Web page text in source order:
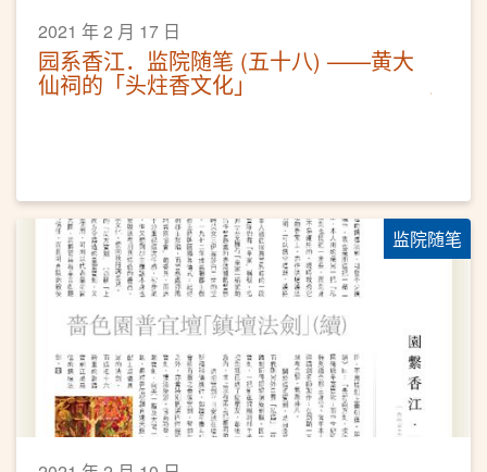
2021 年 2 月 17 日
园系香江．监院随笔 (五十八) ——黄大
仙祠的「头炷香文化」
监院随笔